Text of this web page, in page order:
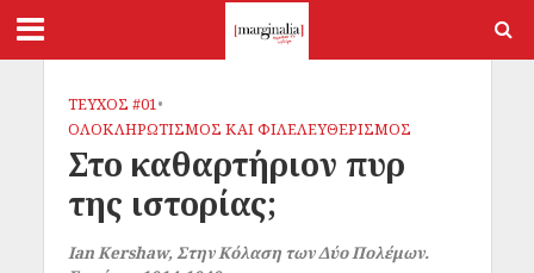
ΤΕΥΧΟΣ #01•
ΟΛΟΚΛΗΡΩΤΙΣΜΟΣ ΚΑΙ ΦΙΛΕΛΕΥΘΕΡΙΣΜΟΣ
Στο καθαρτήριον πυρ
της ιστορίας;
Ian Kershaw, Στην Κόλαση των Δύο Πολέμων.